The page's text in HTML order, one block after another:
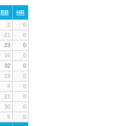
BB
HR
2
0
21
0
23
0
16
0
32
0
19
0
4
0
21
0
30
0
5 0